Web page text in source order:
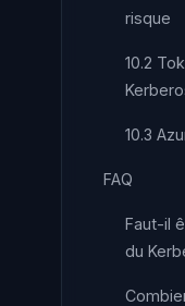
risque
10.2
10.3
FAQ
Faut-il
du